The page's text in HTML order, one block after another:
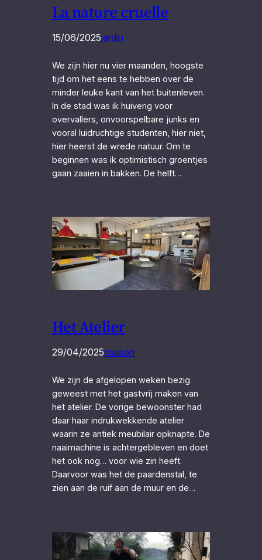
La nature cruelle
15/06/2025jardin
We zijn hier nu vier maanden, hoogste
tijd om het eens te hebben over de
minder leuke kant van het buitenleven.
In de stad was ik huiverig voor
overvallers, onvoorspelbare junks en
vooral luidruchtige studenten, hier niet,
hier heerst de wrede natuur. Om te
beginnen was ik optimistisch groentjes
gaan zaaien in bakken. De helft…
Het Atelier
29/04/2025maison
We zijn de afgelopen weken bezig
geweest met het gastvrij maken van
het atelier. De vorige bewoonster had
daar haar indrukwekkende atelier
waarin ze antiek meubilair opknapte. De
naaimachine is achtergebleven en doet
het ook nog… voor wie zin heeft.
Daarvoor was het de paardenstal, te
zien aan de ruif aan de muur en de…